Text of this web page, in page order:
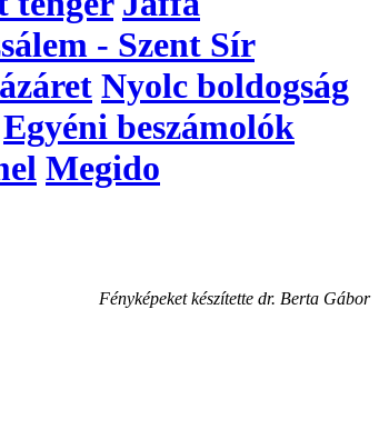
- Szent Sír
Nyolc boldogság
Egyéni beszámolók
Megido
Fényképeket készítette dr. Berta Gábor